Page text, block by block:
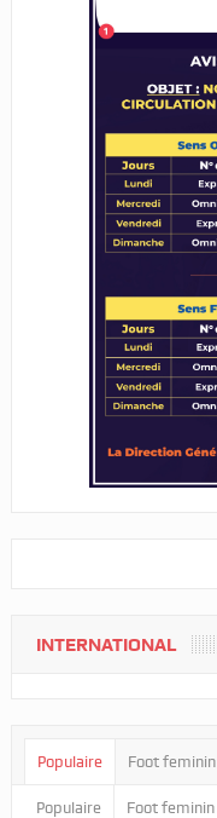
INTERNATIONAL
Populaire Foot feminin
Populaire Foot feminin